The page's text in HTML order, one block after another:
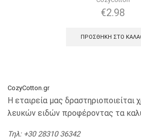
€2.98
ΠΡΟΣΘΉΚΗ ΣΤΟ
CozyCotton.gr
Η εταιρεία μας
λευκών ειδών προφέροντας τα
Τηλ: +30 28310 36342